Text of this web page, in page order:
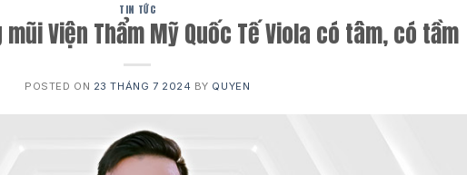
TIN TỨC
Viện Thẩm Mỹ Quốc Tế Viola có tâm, có tầm
POSTED ON 23 THÁNG 7 2024 BY QUYEN